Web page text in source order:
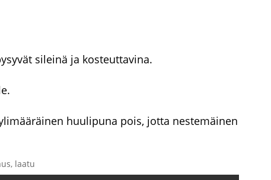
sileinä ja kosteuttavina.
huulipuna pois, jotta nestemäinen
laatu